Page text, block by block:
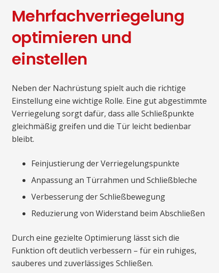
Mehrfachverriegelung
optimieren und
einstellen
Neben der Nachrüstung spielt auch die richtige
Einstellung eine wichtige Rolle. Eine gut abgestimmte
Verriegelung sorgt dafür, dass alle Schließpunkte
gleichmäßig greifen und die Tür leicht bedienbar
bleibt.
Feinjustierung der Verriegelungspunkte
Anpassung an Türrahmen und Schließbleche
Verbesserung der Schließbewegung
Reduzierung von Widerstand beim Abschließen
Durch eine gezielte Optimierung lässt sich die
Funktion oft deutlich verbessern – für ein ruhiges,
sauberes und zuverlässiges Schließen.